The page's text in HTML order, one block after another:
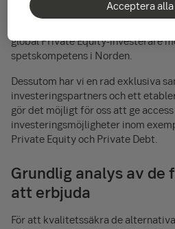
SEB Investment Management AB
global Private Equity-investerare
spetskompetens i Norden.
Dessutom har vi en rad exklusiva
investeringspartners och ett
gör det möjligt för oss att ge
investeringsmöjligheter inom
Private Equity och Private Debt.
Grundlig analys av de
att erbjuda
För att kvalitetssäkra de
Acceptera